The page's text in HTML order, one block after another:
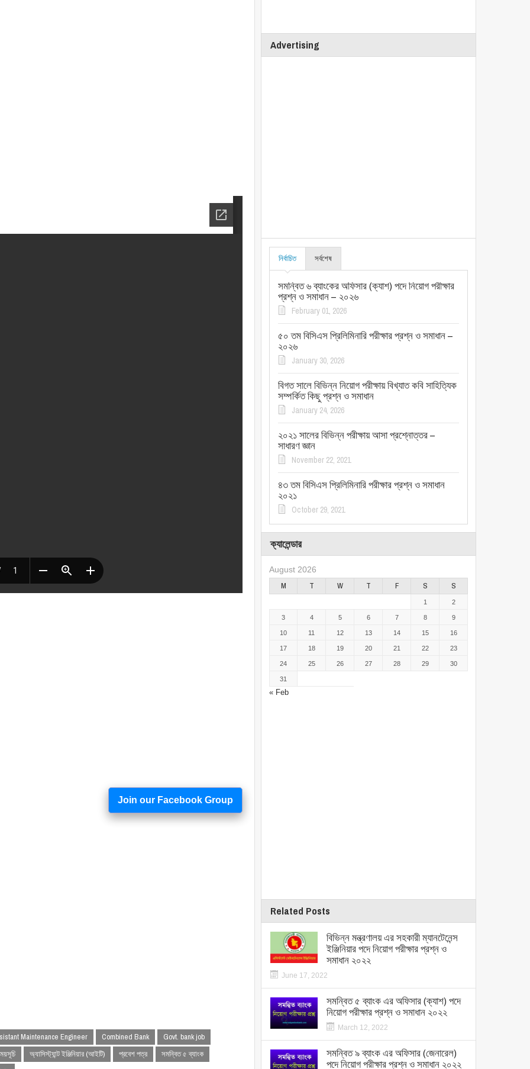
Join our Facebook Group
Maintenance Engineer Combined Bank
Govt. bank job
অ্যাসিস্ট্যান্ট ইঞ্জিনিয়ার (আইটি) প্রবেশ পত্র
সমন্বিত ৫ ব্যাংক
Advertising
নির্বাচিত সর্বশেষ
সমন্বিত ৬ ব্যাংকের অফিসার (ক্যাশ) পদে নিয়োগ পরীক্ষার
প্রশ্ন ও সমাধান – ২০২৬
February 01, 2026
৫০ তম বিসিএস প্রিলিমিনারি পরীক্ষার প্রশ্ন ও সমাধান –
২০২৬
January 30, 2026
বিগত সালে বিভিন্ন নিয়োগ পরীক্ষায় বিখ্যাত কবি সাহিত্যিক
সম্পর্কিত কিছু প্রশ্ন ও সমাধান
January 24, 2026
২০২১ সালের বিভিন্ন পরীক্ষায় আসা প্রশ্নোত্তর –
সাধারণ জ্ঞান
November 22, 2021
৪৩ তম বিসিএস প্রিলিমিনারি পরীক্ষার প্রশ্ন ও সমাধান
২০২১
October 29, 2021
ক্যালেন্ডার
August 2026
M T W T F S S
« Feb
1 2
3 4 5 6 7 8 9
10 11 12 13 14 15 16
17 18 19 20 21 22 23
24 25 26 27 28 29 30
31
Related Posts
বিভিন্ন মন্ত্রণালয় এর সহকারী ম্যানটেনেন্স
ইঞ্জিনিয়ার পদে নিয়োগ পরীক্ষার প্রশ্ন ও
সমাধান ২০২২
June 17, 2022
সমন্বিত ৫ ব্যাংক এর অফিসার (ক্যাশ) পদে
নিয়োগ পরীক্ষার প্রশ্ন ও সমাধান ২০২২
March 12, 2022
সমন্বিত ৯ ব্যাংক এর অফিসার (জেনারেল)
পদে নিয়োগ পরীক্ষার প্রশ্ন ও সমাধান ২০২২